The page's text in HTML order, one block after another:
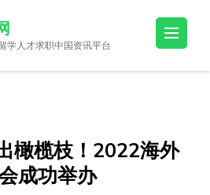
学人才求职中国资讯平台
橄榄枝！2022海外
成功举办